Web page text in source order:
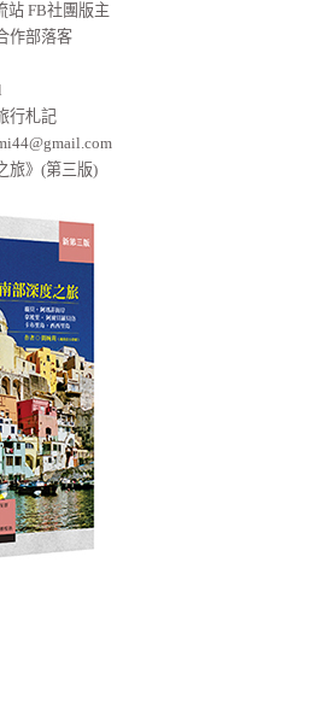
FB社團版主
作部落客
行札記
旅》(第三版)